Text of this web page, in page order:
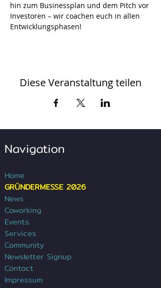
hin zum Businessplan und dem Pitch vor
Investoren – wir coachen euch in allen
Entwicklungsphasen!
Diese Veranstaltung teilen
Navigation
Home
GRÜNDERMESSE 2026
News
Coworking
Events
Services
Community
Newsletter Signup
Contact
Impressum